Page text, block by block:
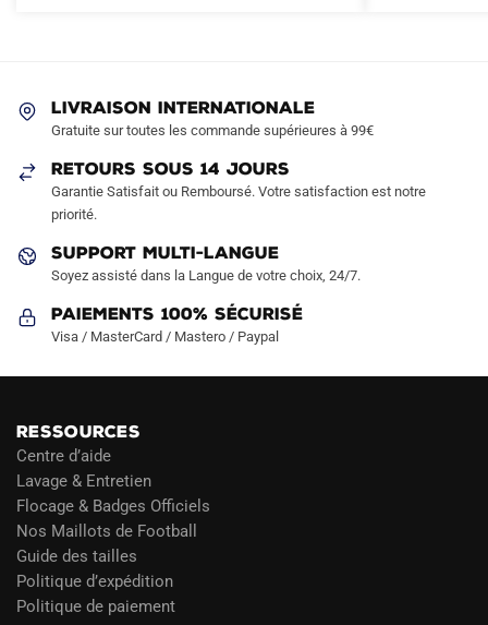
choisies
la
page
produit
page
LIVRAISON INTERNATIONALE
Gratuite sur toutes les commande supérieures à 99€
RETOURS SOUS 14 JOURS
Garantie Satisfait ou Remboursé. Votre satisfaction est notre
priorité.
SUPPORT MULTI-LANGUE
Soyez assisté dans la Langue de votre choix, 24/7.
Paiements 100% Sécurisé
Visa / MasterCard / Mastero / Paypal
RESSOURCES
Centre d’aide
Lavage & Entretien
Flocage & Badges Officiels
Nos Maillots de Football
Guide des tailles
Politique d’expédition
Politique de paiement